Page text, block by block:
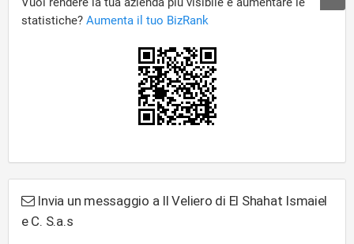
Invia un messaggio a Il Veliero di El Shahat Ismaiel
e C. S.a.s